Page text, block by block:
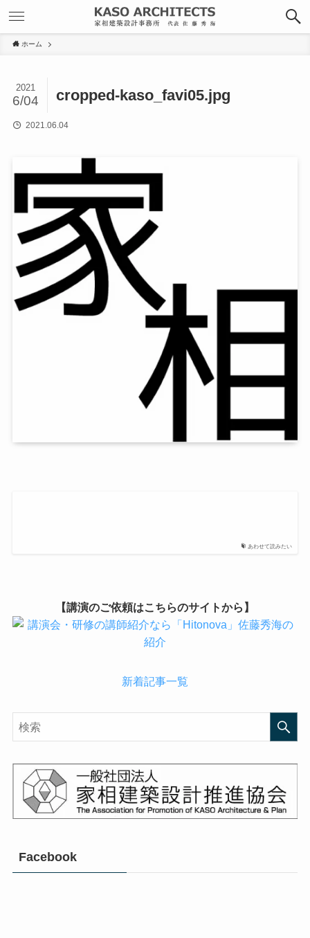
ホーム
cropped-kaso_favi05.jpg
2021
6/04
2021.06.04
あわせて読みたい
【講演のご依頼はこちらのサイトから】
新着記事一覧
Facebook